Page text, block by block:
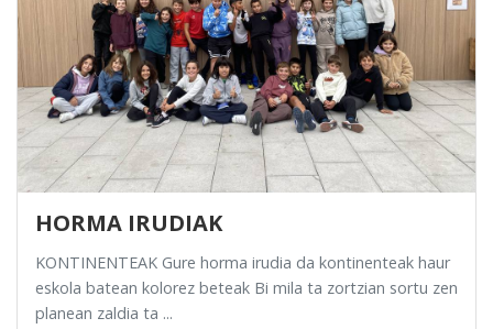
HORMA IRUDIAK
KONTINENTEAK Gure horma irudia da kontinenteak haur
eskola batean kolorez beteak Bi mila ta zortzian sortu zen
planean zaldia ta ...